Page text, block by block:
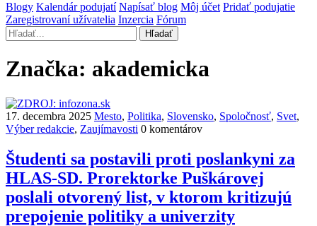
Blogy Kalendár podujatí Napísať blog Môj účet Pridať podujatie
Zaregistrovaní užívatelia Inzercia Fórum
Hľadať
Značka: akademicka
17. decembra 2025 Mesto, Politika, Slovensko, Spoločnosť, Svet,
Výber redakcie, Zaujímavosti 0 komentárov
Študenti sa postavili proti poslankyni za
HLAS-SD. Prorektorke Puškárovej
poslali otvorený list, v ktorom kritizujú
prepojenie politiky a univerzity